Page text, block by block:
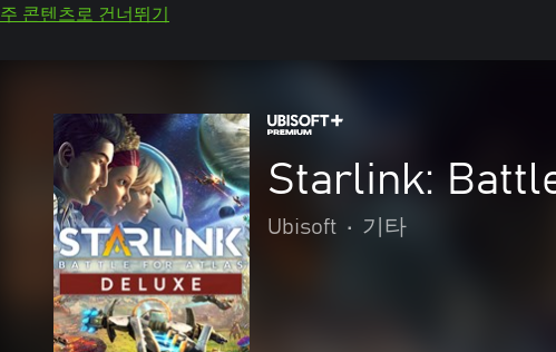
주 콘텐츠로 건너뛰기
Starlink:
Ubisoft • 기타